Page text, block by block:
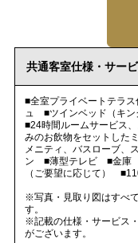
共通客室仕様・サー
■全室プライベートテラ
ュ ■ツインベッド（キン
■24時間ルームサービス
みのお飲物をセットした
メニティ、バスローブ
ン ■薄型テレビ ■金庫
（ご要望に応じて）
※写真・見取り図はすべ
す。
※記載の仕様・サービス
がございます。